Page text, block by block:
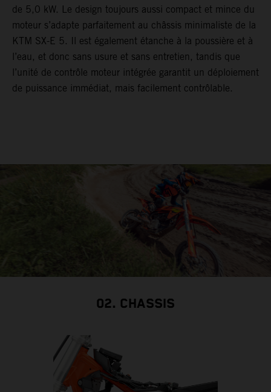
de 5,0 kW. Le design toujours aussi compact et mince du
moteur s’adapte parfaitement au châssis minimaliste de la
KTM SX-E 5. Il est également étanche à la poussière et à
l’eau, et donc sans usure et sans entretien, tandis que
l’unité de contrôle moteur intégrée garantit un déploiement
de puissance immédiat, mais facilement contrôlable.
02. CHASSIS